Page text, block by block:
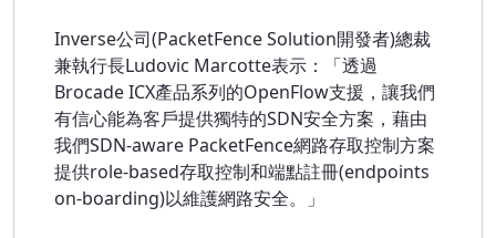
Inverse公司(PacketFence Solution開發者)總裁
兼執行長Ludovic Marcotte表示：「透過
Brocade ICX產品系列的OpenFlow支援，讓我們
有信心能為客戶提供獨特的SDN安全方案，藉由
我們SDN-aware PacketFence網路存取控制方案
提供role-based存取控制和端點註冊(endpoints
on-boarding)以維護網路安全。」